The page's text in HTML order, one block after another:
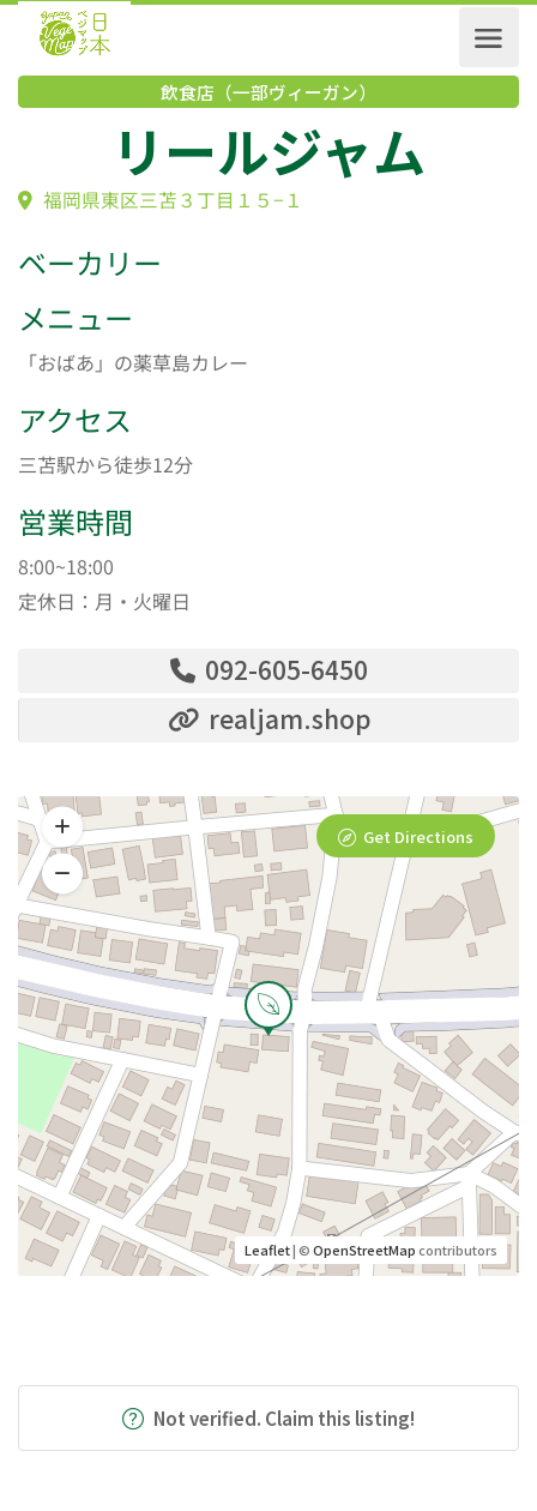
飲食店（一部ヴィーガン）
リールジャム
福岡県東区三苫３丁目１５−１
ベーカリー
メニュー
「おばあ」の薬草島カレー
アクセス
三苫駅から徒歩12分
営業時間
8:00~18:00
定休日：月・火曜日
092-605-6450
realjam.shop
Leaflet| ©OpenStreetMapcontributors
Get Directions
Not verified. Claim this listing!